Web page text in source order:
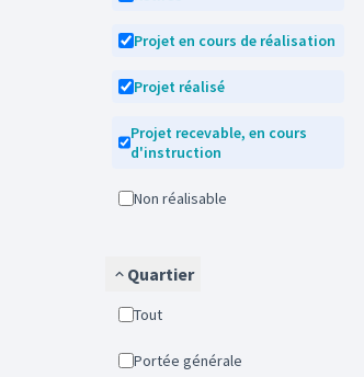
Projet en cours de réalisation
Projet réalisé
Projet recevable, en cours
d'instruction
Non réalisable
Quartier
Tout
Portée générale